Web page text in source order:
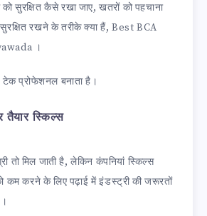
सुरक्षित कैसे रखा जाए, खतरों को पहचाना
रखने के तरीके क्या हैं, Best BCA
।
टेक प्रोफेशनल बनाता है।
तैयार स्किल्स
तो मिल जाती है, लेकिन कंपनियां स्किल्स
कम करने के लिए पढ़ाई में इंडस्ट्री की जरूरतों